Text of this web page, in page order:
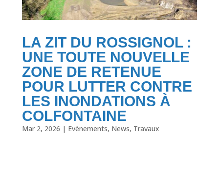
LA ZIT DU ROSSIGNOL :
UNE TOUTE NOUVELLE
ZONE DE RETENUE
POUR LUTTER CONTRE
LES INONDATIONS À
COLFONTAINE
Mar 2, 2026 | Evènements, News, Travaux